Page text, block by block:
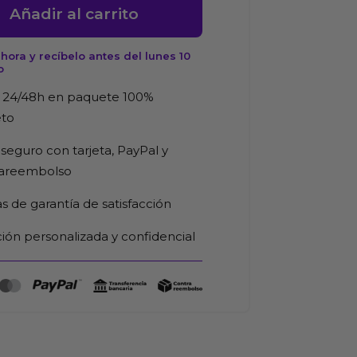
Añadir al carrito
y recíbelo antes del lunes 10
24/48h en paquete 100%
con tarjeta, PayPal y
de garantía de satisfacción
personalizada y confidencial